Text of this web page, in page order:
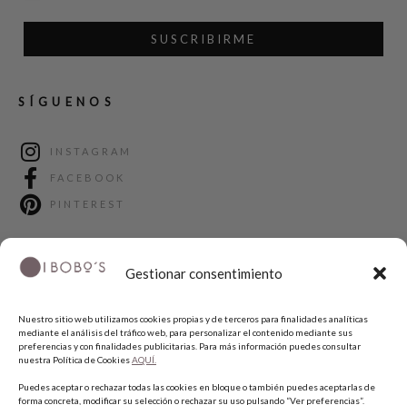
Gestionar consentimiento
Nuestro sitio web utilizamos cookies propias y de terceros para finalidades analíticas
mediante el análisis del tráfico web, para personalizar el contenido mediante sus
preferencias y con finalidades publicitarias. Para más información puedes consultar
nuestra Política de CookiesAQUÍ.
Puedes aceptar o rechazar todas las cookies en bloque o también puedes aceptarlas de
forma concreta, modificar su selección o rechazar su uso pulsando “Ver preferencias”.
SUSCRIBIRME
SÍGUENOS
INSTAGRAM
FACEBOOK
PINTEREST
COPYRIGHT © 2026 QUIERO UNAS BOBO'S.